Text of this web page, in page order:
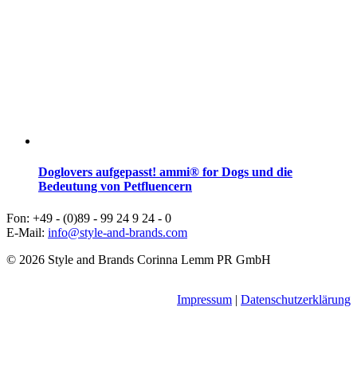
Doglovers aufgepasst! ammi® for Dogs und die
Bedeutung von Petfluencern
Fon: +49 - (0)89 - 99 24 9 24 - 0
E-Mail: info@style-and-brands.com
© 2026 Style and Brands Corinna Lemm PR GmbH
Impressum | Datenschutzerklärung